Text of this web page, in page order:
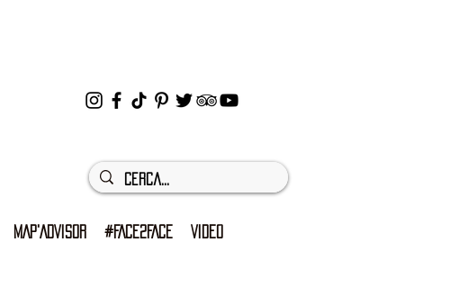
MAP'ADVISOR #FACE2FACE VIDEO